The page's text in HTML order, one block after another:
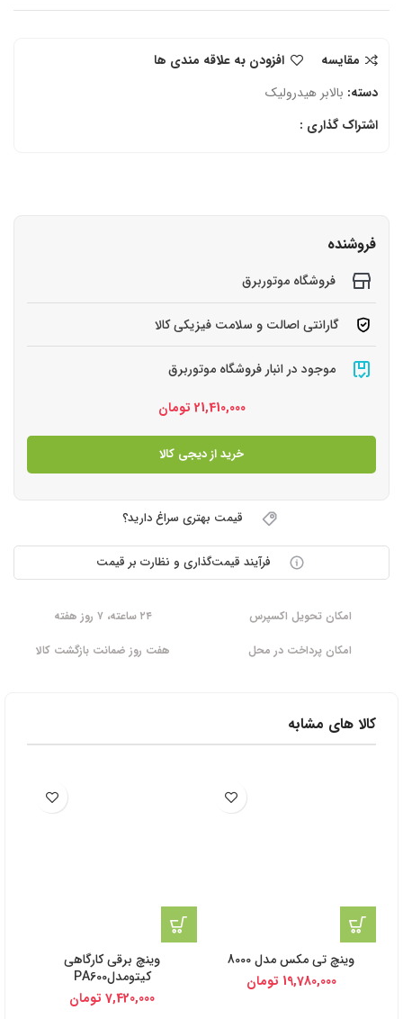
مقایسه
افزودن به علاقه مندی ها
دسته: بالابر هیدرولیک
اشتراک گذاری :
فروشنده
فروشگاه موتوربرق
گارانتی اصالت و سلامت فیزیکی کالا
موجود در انبار فروشگاه موتوربرق
21,410,000 تومان
خرید از دیجی کالا
قیمت بهتری سراغ دارید؟
فرآیند قیمت‌گذاری و نظارت بر قیمت
امکان تحویل اکسپرس
۲۴ ساعته، ۷ روز هفته
امکان پرداخت در محل
هفت روز ضمانت بازگشت کالا
کالا های مشابه
وینچ تی مکس مدل 8000
19,780,000 تومان
وینچ برقی کارگاهی
کیتومدلPA600
7,420,000 تومان